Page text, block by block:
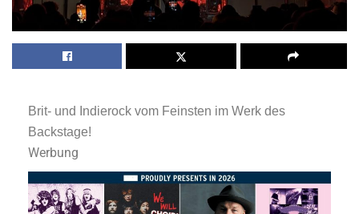
Brit- und Indierock vom Feinsten im Werk des
Backstage!
Werbung